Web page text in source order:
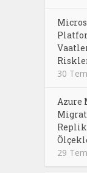
30
Azure
29